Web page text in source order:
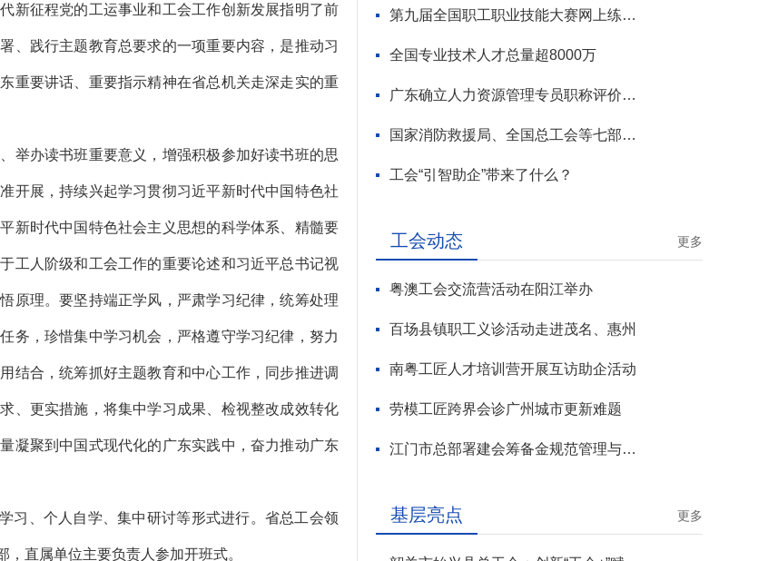
新征程党的工运事业和工会工作创新发展指明了前
、践行主题教育总要求的一项重要内容，是推动习
重要讲话、重要指示精神在省总机关走深走实的重
办读书班重要意义，增强积极参加好读书班的思
开展，持续兴起学习贯彻习近平新时代中国特色社
新时代中国特色社会主义思想的科学体系、精髓要
工人阶级和工会工作的重要论述和习近平总书记视
原理。要坚持端正学风，严肃学习纪律，统筹处理
务，珍惜集中学习机会，严格遵守学习纪律，努力
结合，统筹抓好主题教育和中心工作，同步推进调
、更实措施，将集中学习成果、检视整改成效转化
凝聚到中国式现代化的广东实践中，奋力推动广东
、个人自学、集中研讨等形式进行。省总工会领
直属单位主要负责人参加开班式。
第九届全国职工职业技能大赛网上练兵正式启动
全国专业技术人才总量超8000万
广东确立人力资源管理专员职称评价标准
国家消防救援局、全国总工会等七部门联合部署 开展全民消防安全素质提升行动
工会“引智助企”带来了什么？
工会动态 更多
粤澳工会交流营活动在阳江举办
百场县镇职工义诊活动走进茂名、惠州
南粤工匠人才培训营开展互访助企活动
劳模工匠跨界会诊广州城市更新难题
江门市总部署建会筹备金规范管理与基层工会组建攻坚行动
基层亮点 更多